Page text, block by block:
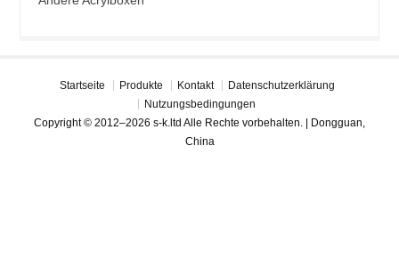
Startseite Produkte Kontakt
Datenschutzerklärung
Nutzungsbedingungen
Copyright © 2012–2026 s-k.ltd Alle Rechte vorbehalten. | Dongguan,
China